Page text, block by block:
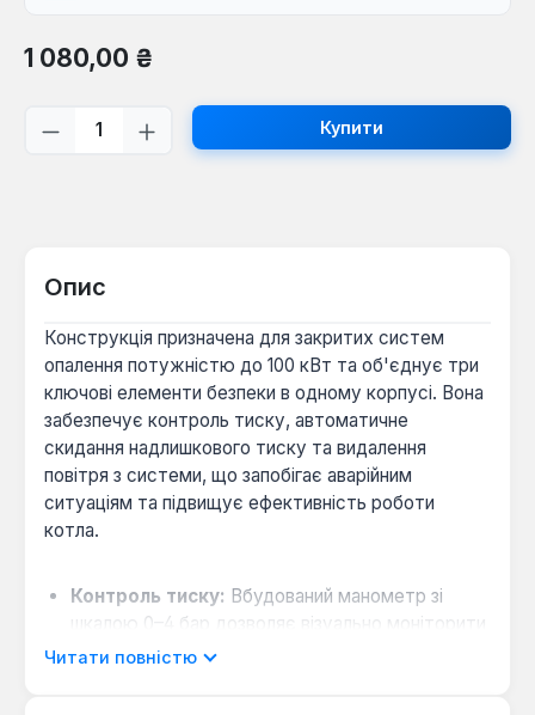
Звичайна ціна:
1 080,00 ₴
Кількість товару: Введіть потрібну
Купити
Опис
Конструкція призначена для закритих систем
опалення потужністю до 100 кВт та об'єднує три
ключові елементи безпеки в одному корпусі. Вона
забезпечує контроль тиску, автоматичне
скидання надлишкового тиску та видалення
повітря з системи, що запобігає аварійним
ситуаціям та підвищує ефективність роботи
котла.
Контроль тиску: Вбудований манометр зі
шкалою 0–4 бар дозволяє візуально моніторити
тиск у системі в реальному часі.
Читати повністю